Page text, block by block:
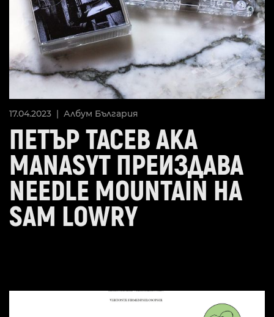
17.04.2023 | Албум България
ПЕТЪР ТАСЕВ АКА
MANASYT ПРЕИЗДАВА
NEEDLE MOUNTAIN НА
SAM LOWRY